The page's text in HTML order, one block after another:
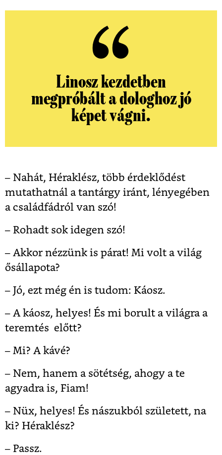
Linosz kezdetben
megpróbált a dologhoz jó
képet vágni.
– Nahát, Héraklész, több érdeklődést
mutathatnál a tantárgy iránt, lényegében
a családfádról van szó!
– Rohadt sok idegen szó!
– Akkor nézzünk is párat! Mi volt a világ
ősállapota?
– Jó, ezt még én is tudom: Káosz.
– A káosz, helyes! És mi borult a világra a
teremtés előtt?
– Mi? A kávé?
– Nem, hanem a sötétség, ahogy a te
agyadra is, Fiam!
– Nüx, helyes! És nászukból született, na
ki? Héraklész?
– Passz.